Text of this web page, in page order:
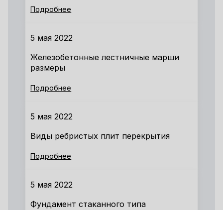
Подробнее
5 мая 2022
Железобетонные лестничные марши
размеры
Подробнее
5 мая 2022
Виды ребристых плит перекрытия
Подробнее
5 мая 2022
Фундамент стаканного типа